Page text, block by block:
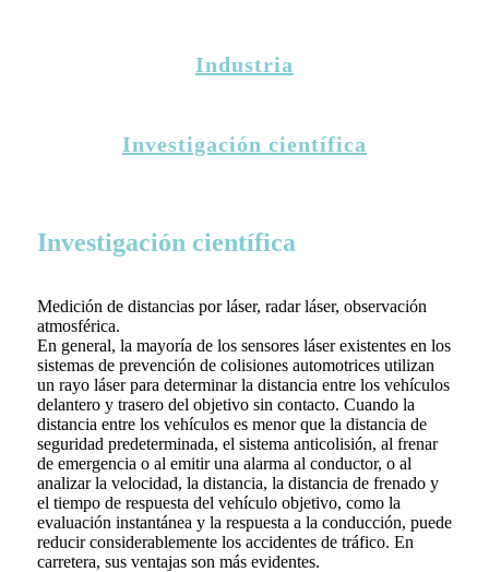
Industria
Investigación científica
Investigación científica
Medición de distancias por láser, radar láser, observación
atmosférica.
En general, la mayoría de los sensores láser existentes en los
sistemas de prevención de colisiones automotrices utilizan
un rayo láser para determinar la distancia entre los vehículos
delantero y trasero del objetivo sin contacto. Cuando la
distancia entre los vehículos es menor que la distancia de
seguridad predeterminada, el sistema anticolisión, al frenar
de emergencia o al emitir una alarma al conductor, o al
analizar la velocidad, la distancia, la distancia de frenado y
el tiempo de respuesta del vehículo objetivo, como la
evaluación instantánea y la respuesta a la conducción, puede
reducir considerablemente los accidentes de tráfico. En
carretera, sus ventajas son más evidentes.